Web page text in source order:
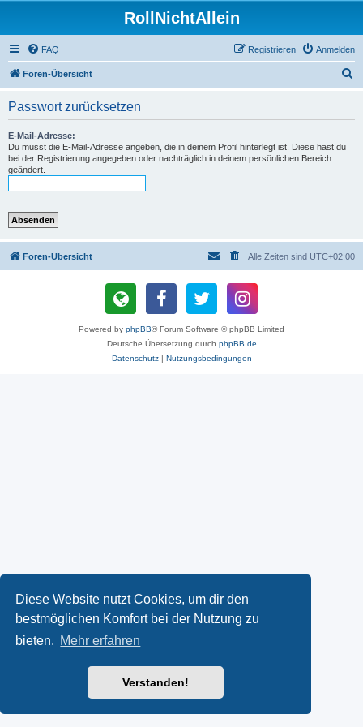
Diese Website nutzt Cookies, um dir den
bestmöglichen Komfort bei der Nutzung zu
bieten. Mehr erfahren
Verstanden!
RollNichtAllein
FAQ Anmelden
Registrieren
Foren-Übersicht
Passwort zurücksetzen
E-Mail-Adresse:
Du musst die E-Mail-Adresse angeben, die in deinem Profil hinterlegt ist. Diese hast du
bei der Registrierung angegeben oder nachträglich in deinem persönlichen Bereich
geändert.
Foren-Übersicht Alle Zeiten sind UTC+02:00
Powered by phpBB® Forum Software © phpBB Limited
Deutsche Übersetzung durch phpBB.de
Datenschutz| Nutzungsbedingungen